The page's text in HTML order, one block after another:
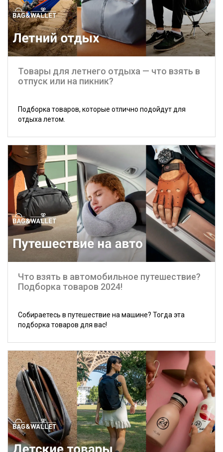
Товары для летнего отдыха — что взять в
отпуск или на пикник?
Подборка товаров, которые отлично подойдут для
отдыха летом.
Что взять в автомобильное путешествие?
Подборка товаров 2024!
Собираетесь в путешествие на машине? Тогда эта
подборка товаров для вас!